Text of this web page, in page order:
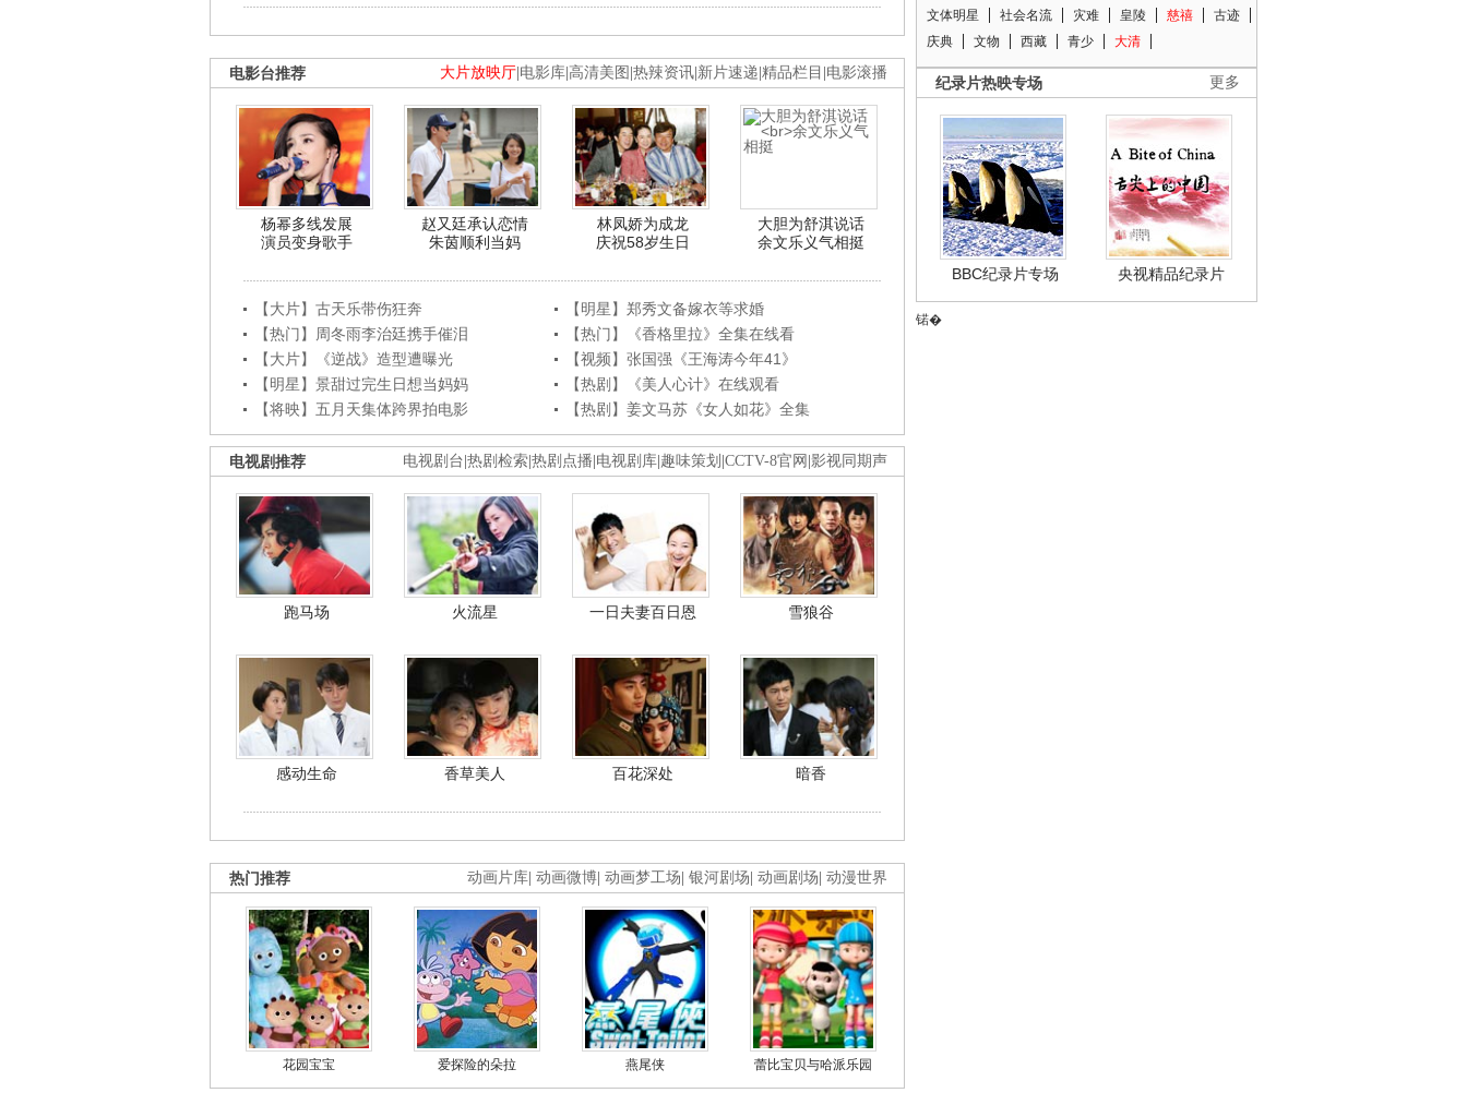
大片放映厅 电影库 高清美图 热辣资讯 新片速递 精品栏目 电影滚播
电影台推荐
杨幂多线发展
演员变身歌手
赵又廷承认恋情
朱茵顺利当妈
林凤娇为成龙
庆祝58岁生日
大胆为舒淇说话
余文乐义气相挺
【大片】古天乐带伤狂奔
【明星】郑秀文备嫁衣等求婚
【热门】周冬雨李治廷携手催泪
【热门】《香格里拉》全集在线看
【大片】《逆战》造型遭曝光
【视频】张国强《王海涛今年41》
【明星】景甜过完生日想当妈妈
【热剧】《美人心计》在线观看
【将映】五月天集体跨界拍电影
【热剧】姜文马苏《女人如花》全集
电视剧台 热剧检索 热剧点播 电视剧库 趣味策划 CCTV-8官网 影视同期声
电视剧推荐
跑马场 火流星 一日夫妻百日恩 雪狼谷
感动生命 香草美人 百花深处 暗香
动画片库 动画微博 动画梦工场 银河剧场 动画剧场 动漫世界
热门推荐
花园宝宝 爱探险的朵拉 燕尾侠 蕾比宝贝与哈派乐园
文体明星
社会名流 灾难 皇陵 慈禧
古迹
庆典
文物 西藏 青少 大清
更多
纪录片热映专场
BBC纪录片专场 央视精品纪录片
锘�